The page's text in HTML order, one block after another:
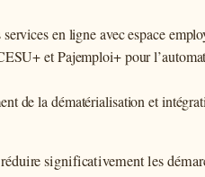
en ligne avec espace
et Pajemploi+ pour
de la dématérialisation et
significativement les